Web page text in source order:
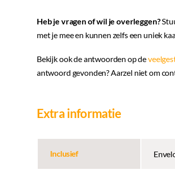
Heb je vragen of wil je overleggen?
met je mee en kunnen zelfs een uniek
Bekijk ook de antwoorden op de
antwoord gevonden? Aarzel niet om
Extra informatie
Inclusief